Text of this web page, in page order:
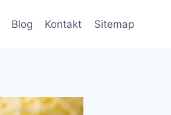
Blog Kontakt Sitemap